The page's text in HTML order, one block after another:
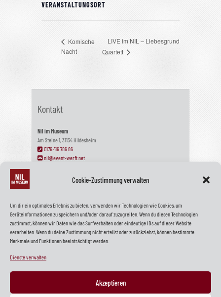
Cookie-Zustimmung verwalten
Um dir ein optimales Erlebnis zu bieten, verwenden wir Technologien wie Cookies, um
Geräteinformationen zu speichern und/oder darauf zuzugreifen. Wenn du diesen Technologien
zustimmst, können wir Daten wie das Surfverhalten oder eindeutige IDs auf dieser Website
verarbeiten. Wenn du deine Zustimmung nicht erteilst oder zurückziehst, können bestimmte
Merkmale und Funktionen beeinträchtigt werden.
Dienste verwalten
Akzeptieren
VERANSTALTUNGSORT
Komische
Nacht
LIVE im NIL – Liebesgrund
Quartett
Kontakt
Nil im Museum
Am Steine 1, 31134 Hildesheim
0176 416 786 86
nil@event-werft.net
Wir haben unser NIL am 22. Dezember 2024 geschlossen. Wir sagen
Tschüss und vielen Dank!
Mehr zu uns
LinkedIn